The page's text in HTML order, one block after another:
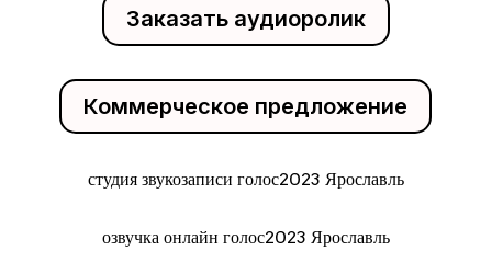
Заказать аудиоролик
Коммерческое предложение
студия звукозаписи голос2023 Ярославль
озвучка онлайн голос2023 Ярославль